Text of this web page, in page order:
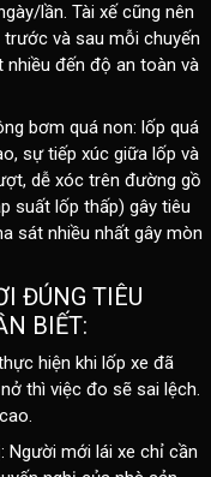
lần. Tài xế cũng nên
và sau mỗi chuyến
nhiều đến độ an toàn và
bơm quá non: lốp quá
sự tiếp xúc giữa lốp và
dễ xóc trên đường gồ
suất lốp thấp) gây tiêu
sát nhiều nhất gây mòn
ĐÚNG TIÊU
BIẾT:
hiện khi lốp xe đã
thì việc đo sẽ sai lệch.
mới lái xe chỉ cần